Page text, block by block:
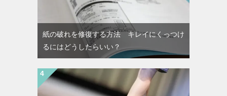
紙の破れを修復する方法 キレイにくっつけ
るにはどうしたらいい？